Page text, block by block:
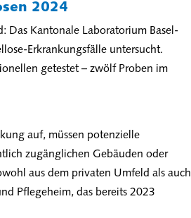
2024
Das Kantonale Laboratorium Basel-
Erkrankungsfälle untersucht.
getestet – zwölf Proben im
auf, müssen potenzielle
zugänglichen Gebäuden oder
aus dem privaten Umfeld als auch
Pflegeheim, das bereits 2023